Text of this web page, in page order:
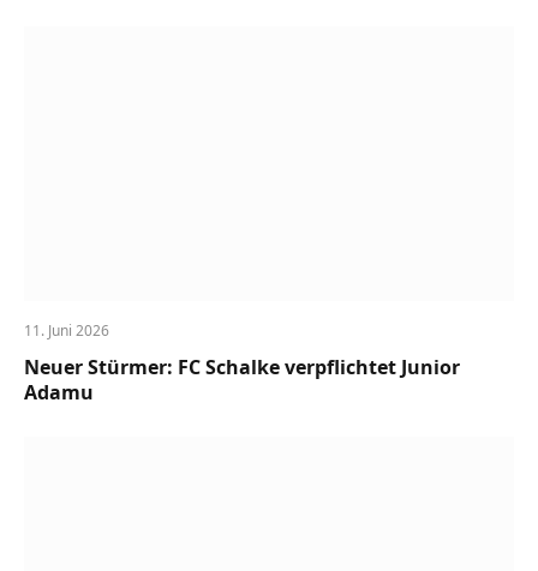
11. Juni 2026
Neuer Stürmer: FC Schalke verpflichtet Junior
Adamu